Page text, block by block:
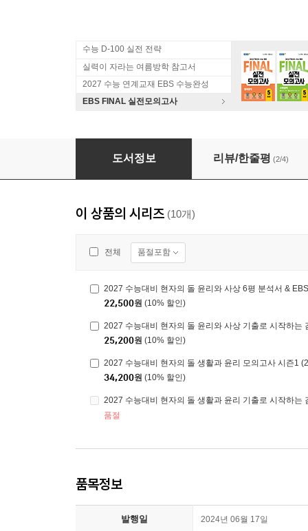
수능 D-100 실전 전략
실력이 자라는 여름방학 참고서
2027 수능 연계교재 EBS 수능완성
EBS FINAL 실전모의고사
2025 수능대비 현자의 돌 생활과 윤리 수능 실
도서정보 리뷰/한줄평 (2/4)
이 상품의 시리즈 (10개)
전체 품절포함
22,500원 (10% 할인)
2027 수능대비 현자의 돌 윤리와 사상 기출로 시작하는
25,200원 (10% 할인)
2027 수능대비 현자의 돌 생활과 윤리 모의고사 시즌1
34,200원 (10% 할인)
2027 수능대비 현자의 돌 생활과 윤리 기출로 시작하는
품절
품목정보
발행일 2024년 06월 17일